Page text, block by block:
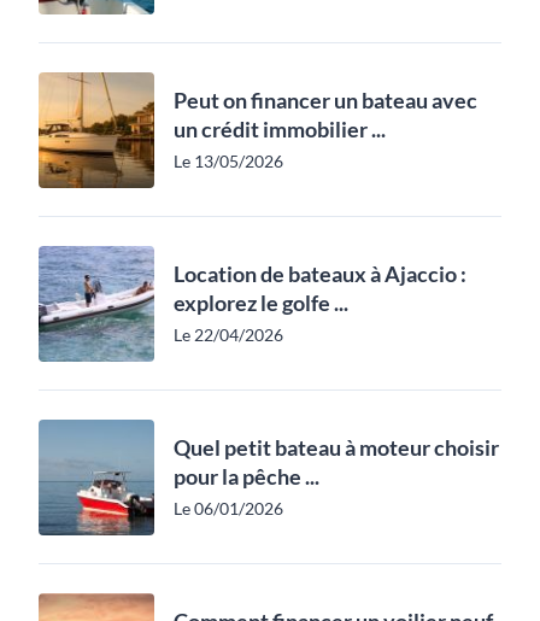
Peut on financer un bateau avec
un crédit immobilier ...
Le 13/05/2026
Location de bateaux à Ajaccio :
explorez le golfe ...
Le 22/04/2026
Quel petit bateau à moteur choisir
pour la pêche ...
Le 06/01/2026